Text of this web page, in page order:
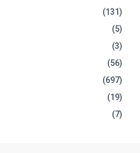
(131)
(5)
(3)
(56)
(697)
(19)
(7)